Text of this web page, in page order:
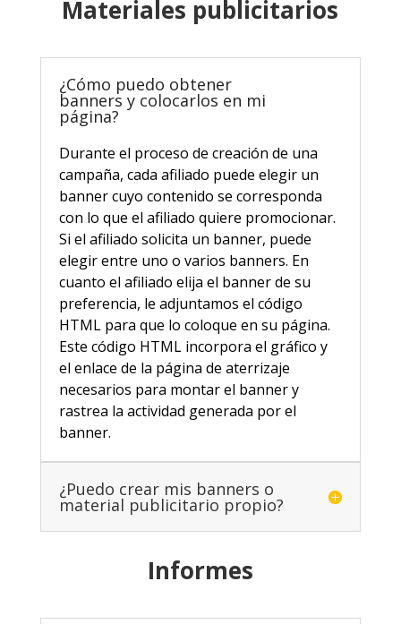
Materiales publicitarios
¿Cómo puedo obtener
banners y colocarlos en mi
página?
Durante el proceso de creación de una
campaña, cada afiliado puede elegir un
banner cuyo contenido se corresponda
con lo que el afiliado quiere promocionar.
Si el afiliado solicita un banner, puede
elegir entre uno o varios banners. En
cuanto el afiliado elija el banner de su
preferencia, le adjuntamos el código
HTML para que lo coloque en su página.
Este código HTML incorpora el gráfico y
el enlace de la página de aterrizaje
necesarios para montar el banner y
rastrea la actividad generada por el
banner.
¿Puedo crear mis banners o
material publicitario propio?
Informes